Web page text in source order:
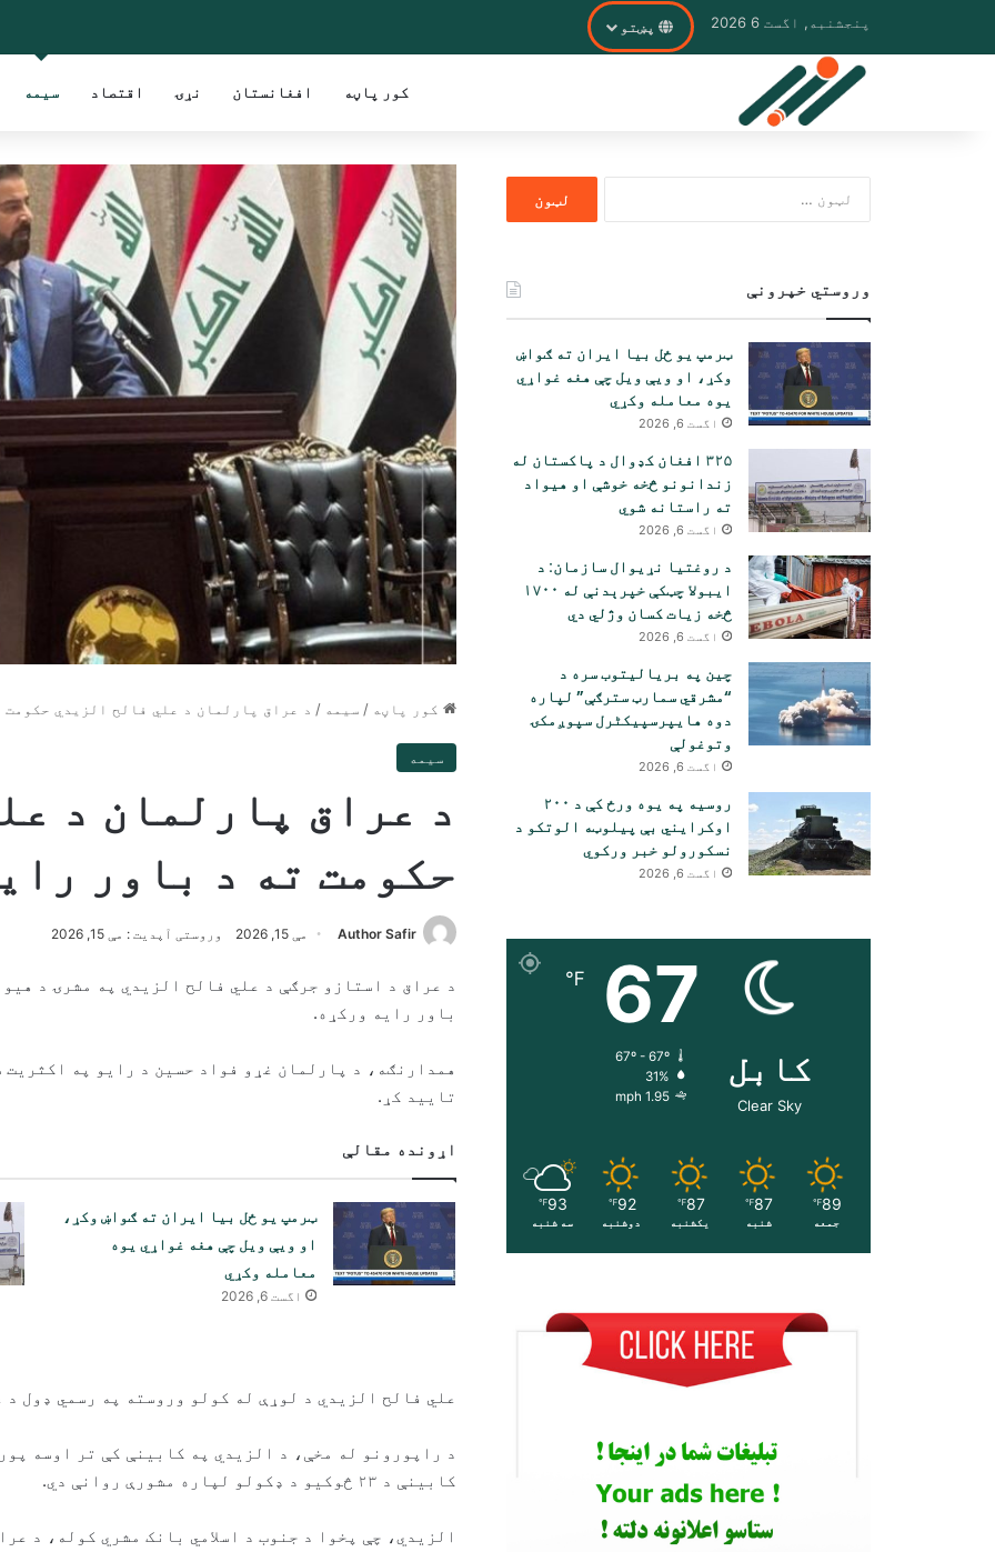
پنجشنبه, اگست 6 2026 پښتو
کور پاڼه افغانستان نړۍ اقتصاد سیمه
کور پاڼه / سیمه / د عراق پارلمان د علي فالح الزیدي
سیمه
د عراق پارلمان د
حکومت ته د باور
Author Safir مې 15, 2026 وروستی آپدیت : مې 15, 2026
د عراق د استازو جرګې د علي فالح الزیدي په مشرۍ د
باور رایه ورکړه.
همدارنګه، د پارلمان غړو فواد حسین د رایو په
تایید کړ.
اړونده مقالې
ټرمپ یو ځل بیا ایران ته ګواښ وکړ،
او ویې ویل چې هغه غواړي یوه
معامله وکړي
اگست 6, 2026
علي فالح الزیدي د لوړې له کولو وروسته په رسمي ډول
کابینې د ۲۳ څوکیو د ډکولو لپاره مشورې روانې دي.
لپاره
وروستي خپرونې
ټرمپ یو ځل بیا ایران ته ګواښ
وکړ، او ویې ویل چې هغه غواړي
یوه معامله وکړي
اگست 6, 2026
۳۲۵ افغان کډوال د پاکستان له
زندانونو څخه خوشې او هیواد
ته راستانه شوي
اگست 6, 2026
د روغتیا نړیوال سازمان: د
ایبولا چټکې خپرېدنې له ۱۷۰۰
څخه زیات کسان وژلي دي
اگست 6, 2026
چین په بریالیتوب سره د
“مشرقي سمارټ سترګې” لپاره
دوه هایپرسپیکٹرل سپوږمکۍ
وتوغولې
اگست 6, 2026
روسیه په یوه ورځ کې د ۲۰۰
اوکرایني بې پیلوټه الوتکو د
نسکورولو خبر ورکوي
اگست 6, 2026
کابل
Clear Sky
67
℉
67º - 67º
31%
1.95 mph
89
℉
جمعه
87
℉
شنبه
87
℉
یکشنبه
92
℉
دوشنبه
93
℉
سه شنبه